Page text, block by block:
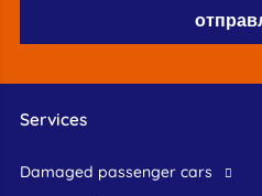
Services
damaged passenger cars